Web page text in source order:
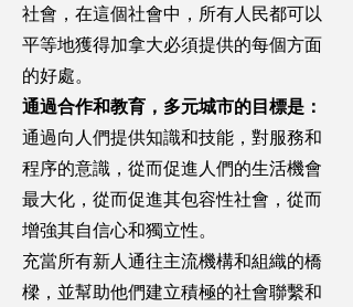
社會，在這個社會中，所有人民都可以
平等地獲得加拿大必須提供的每個方面
的好處。
通過合作和教育，多元城市的目標是：
通過向人們提供知識和技能，對服務和
程序的意識，從而促進人們的生活機會
最大化，從而促進其包容性社會，從而
增強其自信心和獨立性。
充當所有新人通往主流機構和組織的橋
樑，並幫助他們建立積極的社會聯繫和